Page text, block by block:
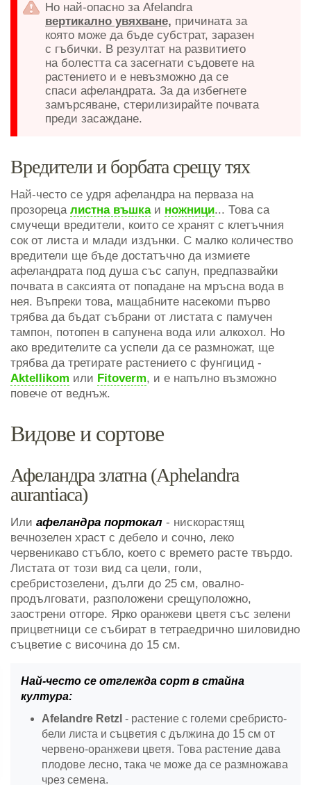
Но най-опасно за Afelandra
вертикално увяхване, причината за
която може да бъде субстрат, заразен
с гъбички. В резултат на развитието
на болестта са засегнати съдовете на
растението и е невъзможно да се
спаси афеландрата. За да избегнете
замърсяване, стерилизирайте почвата
преди засаждане.
Вредители и борбата срещу тях
Най-често се удря афеландра на перваза на
прозореца листна въшкаи ножници... Това са
смучещи вредители, които се хранят с клетъчния
сок от листа и млади издънки. С малко количество
вредители ще бъде достатъчно да измиете
афеландрата под душа със сапун, предпазвайки
почвата в саксията от попадане на мръсна вода в
нея. Въпреки това, мащабните насекоми първо
трябва да бъдат събрани от листата с памучен
тампон, потопен в сапунена вода или алкохол. Но
ако вредителите са успели да се размножат, ще
трябва да третирате растението с фунгицид -
Aktellikom или Fitoverm, и е напълно възможно
повече от веднъж.
Видове и сортове
Афеландра златна (Aphelandra
aurantiaca)
Или афеландра портокал - нискорастящ
вечнозелен храст с дебело и сочно, леко
червеникаво стъбло, което с времето расте твърдо.
Листата от този вид са цели, голи,
сребристозелени, дълги до 25 см, овално-
продълговати, разположени срещуположно,
заострени отгоре. Ярко оранжеви цветя със зелени
прицветници се събират в тетраедрично шиловидно
съцветие с височина до 15 см.
Най-често се отглежда сорт в стайна
култура:
Afelandre Retzl - растение с големи сребристо-
бели листа и съцветия с дължина до 15 см от
червено-оранжеви цветя. Това растение дава
плодове лесно, така че може да се размножава
чрез семена.